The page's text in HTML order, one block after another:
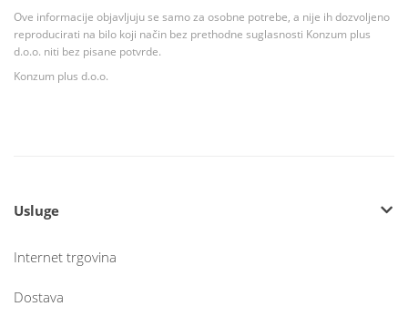
Ove informacije objavljuju se samo za osobne potrebe, a nije ih dozvoljeno
reproducirati na bilo koji način bez prethodne suglasnosti Konzum plus
d.o.o. niti bez pisane potvrde.
Konzum plus d.o.o.
Usluge
Internet trgovina
Dostava